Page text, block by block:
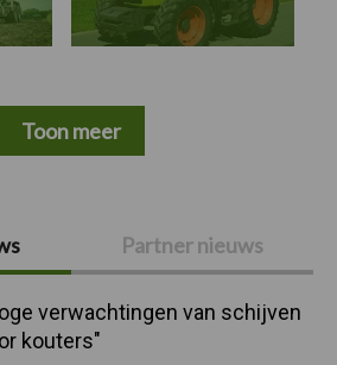
Partner nieuws
verwachtingen van schijven
kouters"
Toon meer